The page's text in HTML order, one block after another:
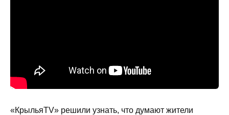
«КрыльяTV» решили узнать, что думают жители